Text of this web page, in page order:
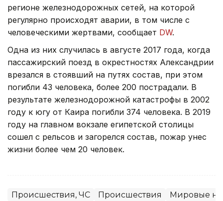
регионе железнодорожных сетей, на которой
регулярно происходят аварии, в том числе с
человеческими жертвами, сообщает DW.
Одна из них случилась в августе 2017 года, когда
пассажирский поезд в окрестностях Александрии
врезался в стоявший на путях состав, при этом
погибли 43 человека, более 200 пострадали. В
результате железнодорожной катастрофы в 2002
году к югу от Каира погибли 374 человека. В 2019
году на главном вокзале египетской столицы
сошел с рельсов и загорелся состав, пожар унес
жизни более чем 20 человек.
Происшествия, ЧС Происшествия Мировые